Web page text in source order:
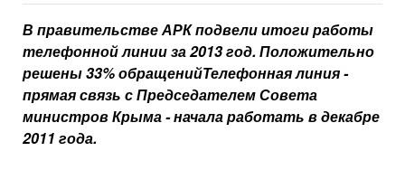
В правительстве АРК подвели итоги работы
телефонной линии за 2013 год. Положительно
решены 33% обращенийТелефонная линия -
прямая связь с Председателем Совета
министров Крыма - начала работать в декабре
2011 года.